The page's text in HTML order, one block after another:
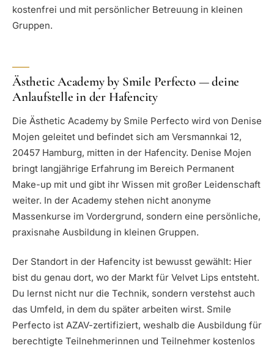
kostenfrei und mit persönlicher Betreuung in kleinen
Gruppen.
Ästhetic Academy by Smile Perfecto — deine
Anlaufstelle in der Hafencity
Die Ästhetic Academy by Smile Perfecto wird von Denise
Mojen geleitet und befindet sich am Versmannkai 12,
20457 Hamburg, mitten in der Hafencity. Denise Mojen
bringt langjährige Erfahrung im Bereich Permanent
Make-up mit und gibt ihr Wissen mit großer Leidenschaft
weiter. In der Academy stehen nicht anonyme
Massenkurse im Vordergrund, sondern eine persönliche,
praxisnahe Ausbildung in kleinen Gruppen.
Der Standort in der Hafencity ist bewusst gewählt: Hier
bist du genau dort, wo der Markt für Velvet Lips entsteht.
Du lernst nicht nur die Technik, sondern verstehst auch
das Umfeld, in dem du später arbeiten wirst. Smile
Perfecto ist AZAV-zertifiziert, weshalb die Ausbildung für
berechtigte Teilnehmerinnen und Teilnehmer kostenlos